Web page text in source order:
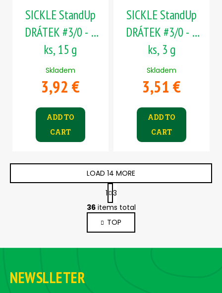
SICKLE StandUp
DRÁTEK #3/0 - 5
ks, 15 g
Skladem
3,92 €
ADD TO
CART
SICKLE StandUp
DRÁTEK #3/0 - 5
ks, 3 g
Skladem
3,51 €
ADD TO
CART
L
i
s
t
i
LOAD 14 MORE
P
a
g
i
n
a
1 3
36items total
TOP
F
NEWSLLETER